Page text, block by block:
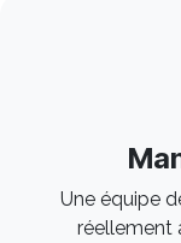
Une équipe
réellement